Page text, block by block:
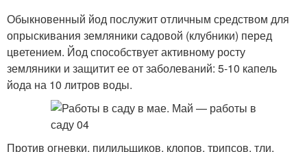
Обыкновенный йод послужит отличным средством для
опрыскивания земляники садовой (клубники) перед
цветением. Йод способствует активному росту
земляники и защитит ее от заболеваний: 5-10 капель
йода на 10 литров воды.
Против огневки, пилильщиков, клопов, трипсов, тли,